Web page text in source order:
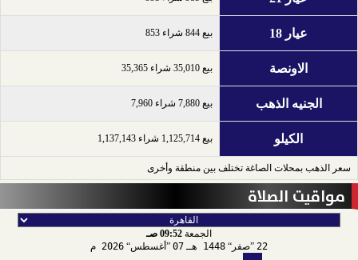
عيار 18 بيع 844 شراء 853
الاونصة بيع 35,010 شراء 35,365
الجنيه الذهب بيع 7,880 شراء 7,960
الكيلو بيع 1,125,714 شراء 1,137,143
سعر الذهب بمحلات الصاغة تختلف بين منطقة وأخرى
مواقيت الصلاة
الجمعة 09:52 صـ
22
صفر 1448 هـ 07 أغسطس 2026 م